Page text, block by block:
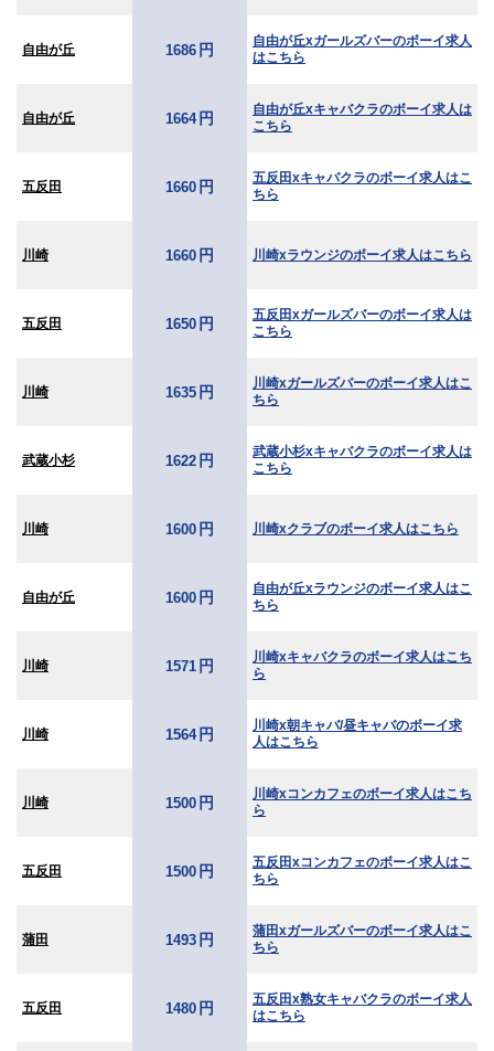
自由が丘 1686 円
自由が丘xガールズバーのボーイ求人
はこちら
自由が丘 1664 円
自由が丘xキャバクラのボーイ求人は
こちら
五反田 1660 円
五反田xキャバクラのボーイ求人はこ
ちら
川崎 1660 円 川崎xラウンジのボーイ求人はこちら
五反田 1650 円
五反田xガールズバーのボーイ求人は
こちら
川崎 1635 円
川崎xガールズバーのボーイ求人はこ
ちら
武蔵小杉 1622 円
武蔵小杉xキャバクラのボーイ求人は
こちら
川崎 1600 円 川崎xクラブのボーイ求人はこちら
自由が丘 1600 円
自由が丘xラウンジのボーイ求人はこ
ちら
川崎 1571 円
川崎xキャバクラのボーイ求人はこち
ら
川崎 1564 円
川崎x朝キャバ/昼キャバのボーイ求
人はこちら
川崎 1500 円
川崎xコンカフェのボーイ求人はこち
ら
五反田 1500 円
五反田xコンカフェのボーイ求人はこ
ちら
蒲田 1493 円
蒲田xガールズバーのボーイ求人はこ
ちら
五反田 1480 円
五反田x熟女キャバクラのボーイ求人
はこちら